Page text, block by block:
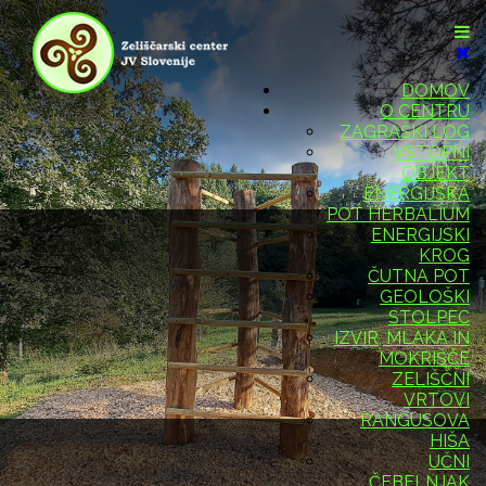
DOMOV
O CENTRU
ZAGRAŠKI LOG
VSTOPNI
OBJEKT
ENERGIJSKA
POT HERBALIUM
ENERGIJSKI
KROG
ČUTNA POT
GEOLOŠKI
STOLPEC
IZVIR, MLAKA IN
MOKRIŠČE
ZELIŠČNI
VRTOVI
RANGUSOVA
HIŠA
UČNI